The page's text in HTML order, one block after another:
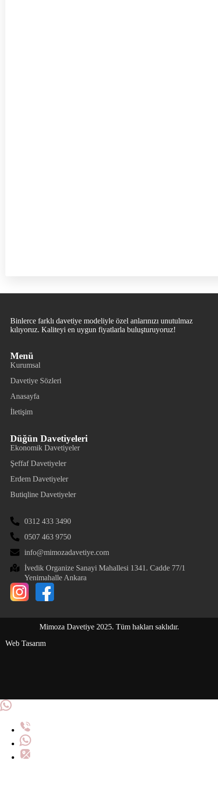
Binlerce farklı davetiye modeliyle özel anlarınızı unutulmaz
kılıyoruz. Kaliteyi en uygun fiyatlarla buluşturuyoruz!
Menü
Kurumsal
Davetiye Sözleri
Anasayfa
İletişim
Düğün Davetiyeleri
Ekonomik Davetiyeler
Şeffaf Davetiyeler
Erdem Davetiyeler
Butiqline Davetiyeler
0312 433 3490
0507 463 9750
info@mimozadavetiye.com
İvedik Organize Sanayi Mahallesi 1341. Cadde 77/1
Yenimahalle Ankara
Mimoza Davetiye 2025. Tüm hakları saklıdır.
Web Tasarım